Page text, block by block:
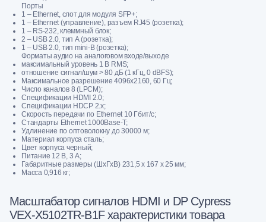
Порты
1 – Ethernet, слот для модуля SFP+;
1 – Ethernet (управление), разъем RJ45 (розетка);
1 – RS-232, клеммный блок;
2 – USB 2.0, тип А (розетка);
1 – USB 2.0, тип mini-B (розетка);
Форматы аудио на аналоговом входе/выходе
максимальный уровень 1 В RMS;
отношение сигнал/шум > 80 дБ (1 кГц, 0 dBFS);
Максимальное разрешение 4096x2160, 60 Гц;
Число каналов 8 (LPCM);
Спецификации HDMI 2.0;
Спецификации HDCP 2.x;
Скорость передачи по Ethernet 10 Гбит/с;
Стандарты Ethernet 1000Base-T;
Удлинение по оптоволокну до 30000 м;
Материал корпуса сталь;
Цвет корпуса черный;
Питание 12 В, 3 А;
Габаритные размеры (ШxГxВ) 231,5 x 167 x 25 мм;
Масса 0,916 кг;
Масштабатор сигналов HDMI и DP Cypress
VEX-X5102TR-B1F характеристики товара